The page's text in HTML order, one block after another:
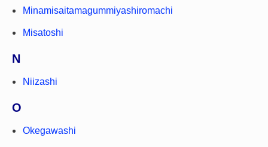
Minamisaitamagummiyashiromachi
Misatoshi
N
Niizashi
O
Okegawashi